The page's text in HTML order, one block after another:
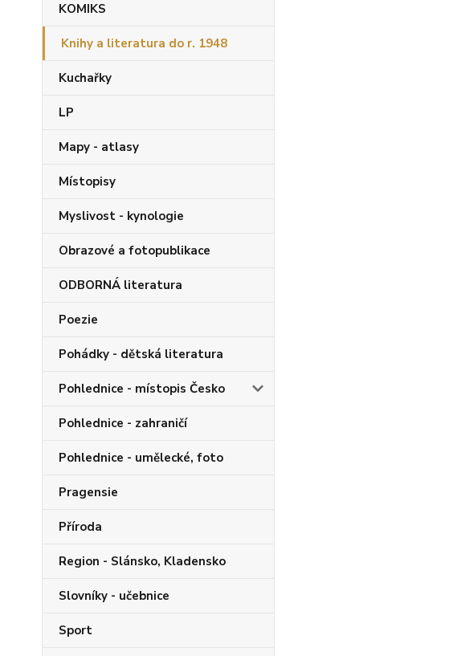
KOMIKS
Knihy a literatura do r. 1948
Kuchařky
LP
Mapy - atlasy
Místopisy
Myslivost - kynologie
Obrazové a fotopublikace
ODBORNÁ literatura
Poezie
Pohádky - dětská literatura
Pohlednice - místopis Česko
Pohlednice - zahraničí
Pohlednice - umělecké, foto
Pragensie
Příroda
Region - Slánsko, Kladensko
Slovníky - učebnice
Sport